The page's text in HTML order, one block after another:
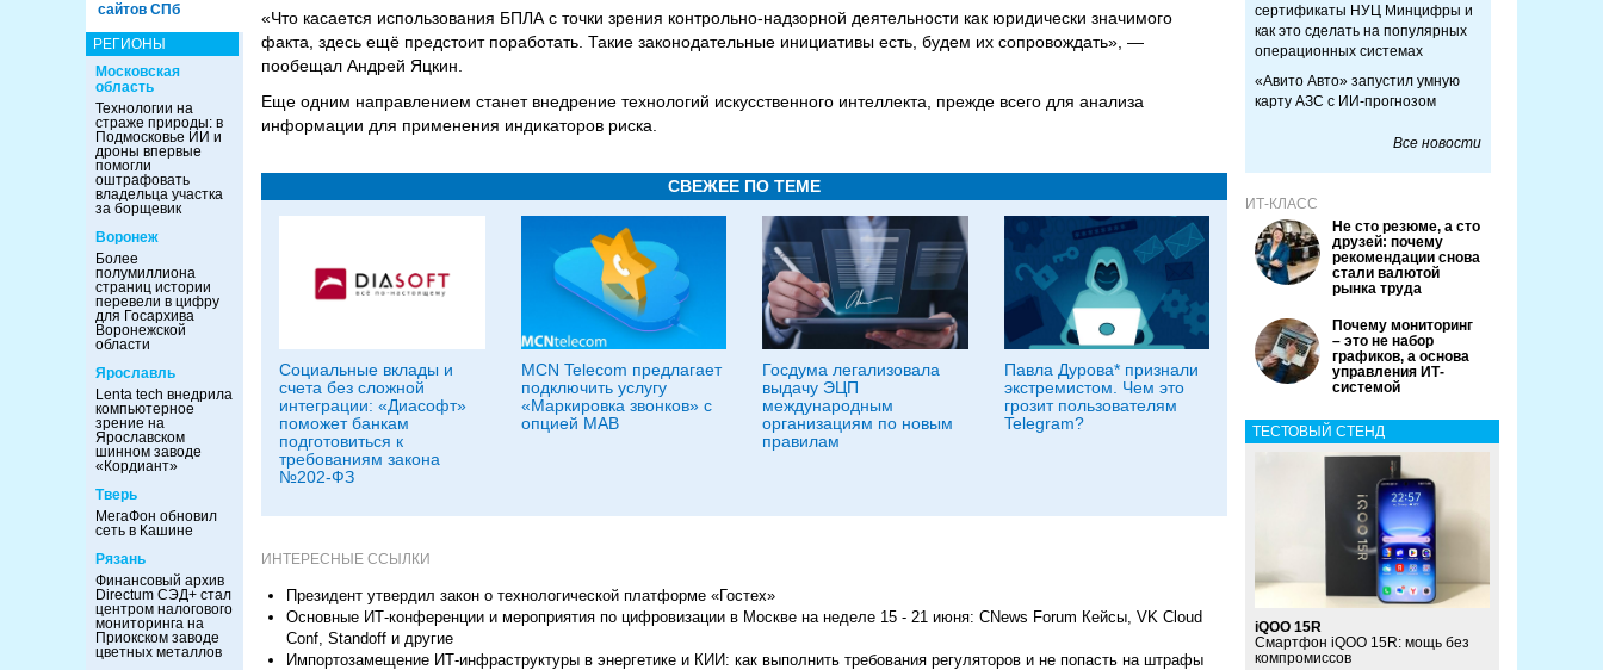
сайтов СПб
РЕГИОНЫ
Московская
область
Технологии на
страже природы: в
Подмосковье ИИ и
дроны впервые
помогли
оштрафовать
владельца участка
за борщевик
Воронеж
Более
полумиллиона
страниц истории
перевели в цифру
для Госархива
Воронежской
области
Ярославль
Lenta tech внедрила
компьютерное
зрение на
Ярославском
шинном заводе
«Кордиант»
Тверь
МегаФон обновил
сеть в Кашине
Рязань
Финансовый архив
Directum СЭД+ стал
центром налогового
мониторинга на
Приокском заводе
цветных металлов
«Что касается использования БПЛА с точки зрения контрольно-надзорной деятельности как юридически значимого
факта, здесь ещё предстоит поработать. Такие законодательные инициативы есть, будем их сопровождать», —
пообещал Андрей Яцкин.
Еще одним направлением станет внедрение технологий искусственного интеллекта, прежде всего для анализа
информации для применения индикаторов риска.
СВЕЖЕЕ ПО ТЕМЕ
Социальные вклады и
счета без сложной
интеграции: «Диасофт»
поможет банкам
подготовиться к
требованиям закона
№202-ФЗ
MCN Telecom предлагает
подключить услугу
«Маркировка звонков» с
опцией МАВ
Госдума легализовала
выдачу ЭЦП
международным
организациям по новым
правилам
Павла Дурова* признали
экстремистом. Чем это
грозит пользователям
Telegram?
ИНТЕРЕСНЫЕ ССЫЛКИ
Президент утвердил закон о технологической платформе «Гостех»
Основные ИТ-конференции и мероприятия по цифровизации в Москве на неделе 15 - 21 июня: CNews Forum Кейсы, VK Cloud
Conf, Standoff и другие
Импортозамещение ИТ-инфраструктуры в энергетике и КИИ: как выполнить требования регуляторов и не попасть на штрафы
сертификаты НУЦ Минцифры и
как это сделать на популярных
операционных системах
«Авито Авто» запустил умную
карту АЗС с ИИ-прогнозом
Все новости
ИТ-КЛАСС
Не сто резюме, а сто
друзей: почему
рекомендации снова
стали валютой
рынка труда
Почему мониторинг
– это не набор
графиков, а основа
управления ИТ-
системой
ТЕСТОВЫЙ СТЕНД
iQOO 15R
Смартфон iQOO 15R: мощь без
компромиссов